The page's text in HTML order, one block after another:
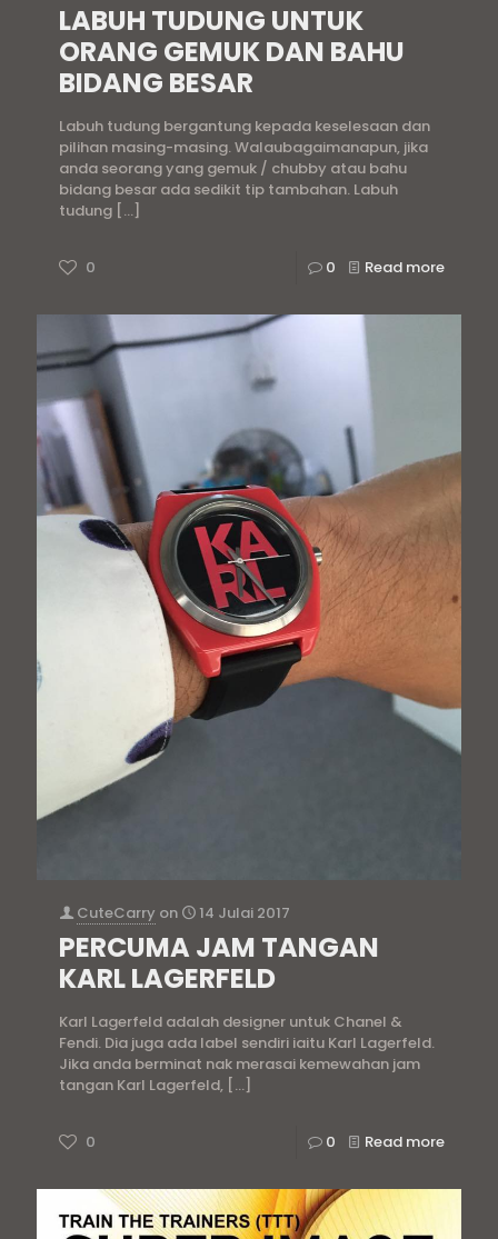
LABUH TUDUNG UNTUK
ORANG GEMUK DAN BAHU
BIDANG BESAR
Labuh tudung bergantung kepada keselesaan dan
pilihan masing-masing. Walaubagaimanapun, jika
anda seorang yang gemuk / chubby atau bahu
bidang besar ada sedikit tip tambahan. Labuh
tudung […]
0 0 Read more
CuteCarry on 14 Julai 2017
PERCUMA JAM TANGAN
KARL LAGERFELD
Karl Lagerfeld adalah designer untuk Chanel &
Fendi. Dia juga ada label sendiri iaitu Karl Lagerfeld.
Jika anda berminat nak merasai kemewahan jam
tangan Karl Lagerfeld, […]
0 0 Read more